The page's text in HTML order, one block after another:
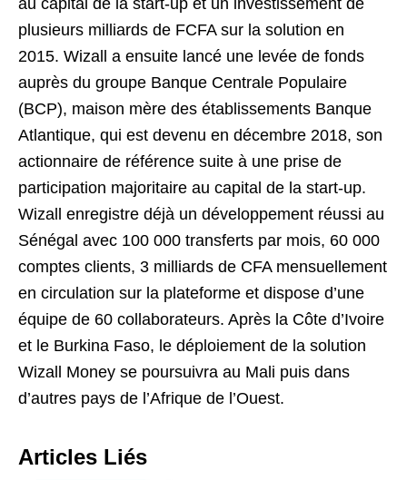
au capital de la start-up et un investissement de
plusieurs milliards de FCFA sur la solution en
2015. Wizall a ensuite lancé une levée de fonds
auprès du groupe Banque Centrale Populaire
(BCP), maison mère des établissements Banque
Atlantique, qui est devenu en décembre 2018, son
actionnaire de référence suite à une prise de
participation majoritaire au capital de la start-up.
Wizall enregistre déjà un développement réussi au
Sénégal avec 100 000 transferts par mois, 60 000
comptes clients, 3 milliards de CFA mensuellement
en circulation sur la plateforme et dispose d’une
équipe de 60 collaborateurs. Après la Côte d’Ivoire
et le Burkina Faso, le déploiement de la solution
Wizall Money se poursuivra au Mali puis dans
d’autres pays de l’Afrique de l’Ouest.
Articles Liés